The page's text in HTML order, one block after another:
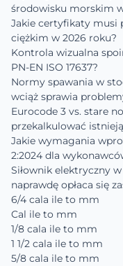
środowisku morskim
Jakie certyfikaty musi
ciężkim w 2026 roku?
Kontrola wizualna
PN-EN ISO 17637?
Normy spawania w
wciąż sprawia
Eurocode 3 vs. stare
przekalkulować
Jakie wymagania
2:2024 dla
Siłownik elektryczny
naprawdę opłaca się
6/4 cala ile to mm
Cal ile to mm
1/8 cala ile to mm
1 1/2 cala ile to mm
5/8 cala ile to mm